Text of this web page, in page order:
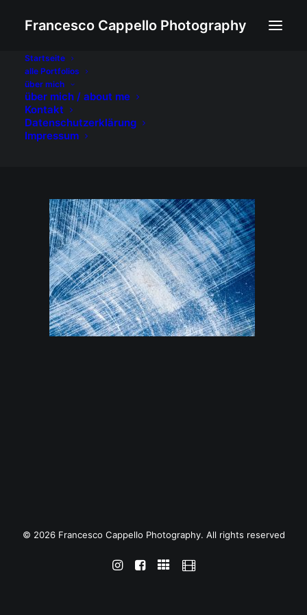
Francesco Cappello Photography
Startseite
alle Portfolios
über mich
über mich / about me
Kontakt
Datenschutzerklärung
Impressum
Home
© 2026 Francesco Cappello Photography. All rights reserved